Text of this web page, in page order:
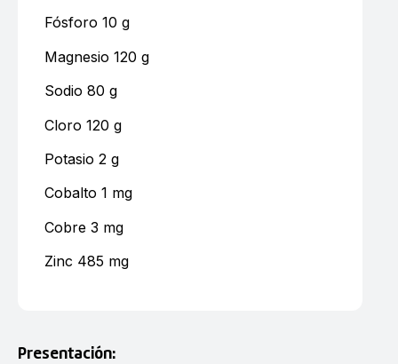
Fósforo 10 g
Magnesio 120 g
Sodio 80 g
Cloro 120 g
Potasio 2 g
Cobalto 1 mg
Cobre 3 mg
Zinc 485 mg
Presentación: